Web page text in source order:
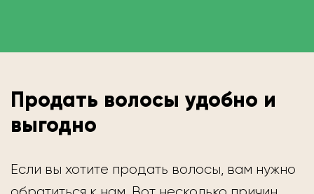
Продать волосы удобно и
выгодно
Если вы хотите продать волосы, вам нужно